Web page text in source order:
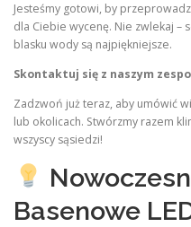
Jesteśmy gotowi, by
dla Ciebie wycenę. Nie zwlekaj –
blasku wody są najpiękniejsze.
Skontaktuj się z naszym
Zadzwoń już teraz, aby umówić
lub okolicach. Stwórzmy razem
wszyscy sąsiedzi!
Basenowe